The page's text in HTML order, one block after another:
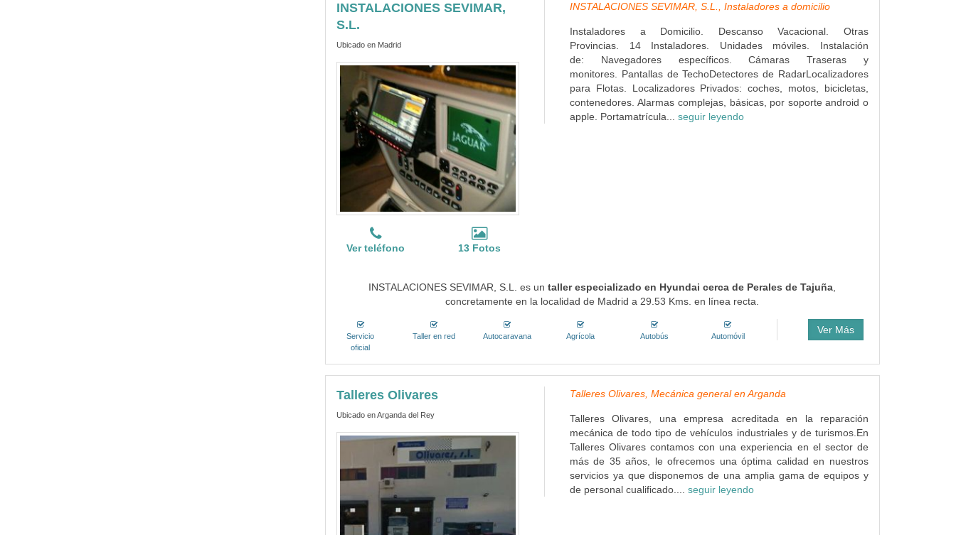
INSTALACIONES SEVIMAR,
S.L.
Ubicado en Madrid
Ver teléfono 13 Fotos
INSTALACIONES SEVIMAR, S.L., Instaladores a domicilio
Instaladores a Domicilio. Descanso Vacacional. Otras
Provincias. 14 Instaladores. Unidades móviles. Instalación
de: Navegadores específicos. Cámaras Traseras y
monitores. Pantallas de TechoDetectores de RadarLocalizadores
para Flotas. Localizadores Privados: coches, motos, bicicletas,
contenedores. Alarmas complejas, básicas, por soporte android o
apple. Portamatrícula... seguir leyendo
INSTALACIONES SEVIMAR, S.L. es untaller especializado en Hyundai cerca de Perales de Tajuña
concretamente en la localidad de Madrid a 29.53 Kms. en línea recta.
Servicio
oficial
Taller en red Autocaravana Agrícola Autobús Automóvil
Ver Más
Talleres Olivares
Ubicado en Arganda del Rey
Talleres Olivares, Mecánica general en Arganda
Talleres Olivares, una empresa acreditada en la reparación
mecánica de todo tipo de vehículos industriales y de turismos.En
Talleres Olivares contamos con una experiencia en el sector de
más de 35 años, le ofrecemos una óptima calidad en nuestros
servicios ya que disponemos de una amplia gama de equipos y
de personal cualificado.... seguir leyendo